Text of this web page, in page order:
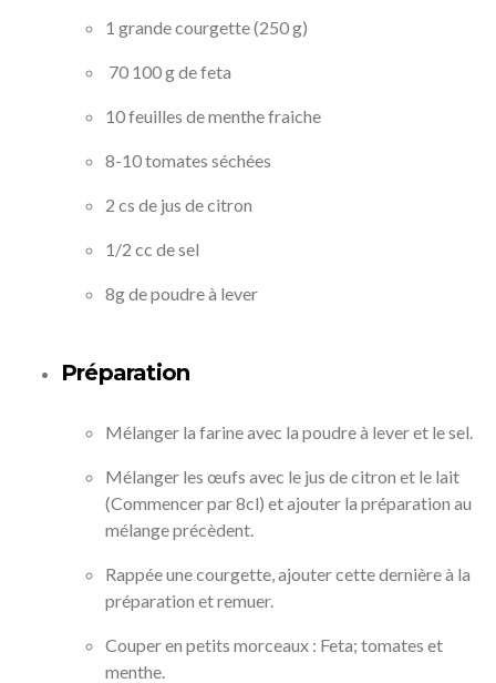
1 grande courgette (250 g)
70 100 g de feta
10 feuilles de menthe fraiche
8-10 tomates séchées
2 cs de jus de citron
1/2 cc de sel
8g de poudre à lever
Préparation
Mélanger la farine avec la poudre à lever et le sel.
Mélanger les œufs avec le jus de citron et le lait
(Commencer par 8cl) et ajouter la préparation au
mélange précèdent.
Rappée une courgette, ajouter cette dernière à la
préparation et remuer.
Couper en petits morceaux : Feta; tomates et
menthe.